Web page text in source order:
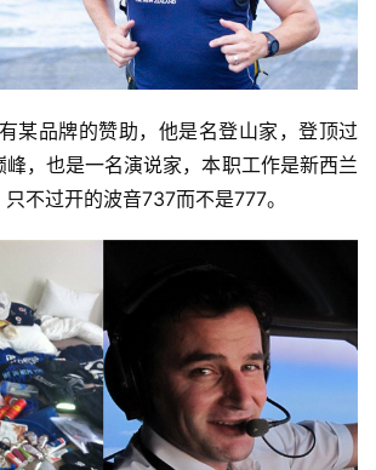
某品牌的赞助，他是名登山家，登顶过
，也是一名演说家，本职工作是新西兰
不过开的波音737而不是777。